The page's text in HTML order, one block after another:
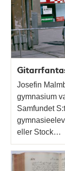
Josefin
gymnasium
Samfundet
eller Stock…